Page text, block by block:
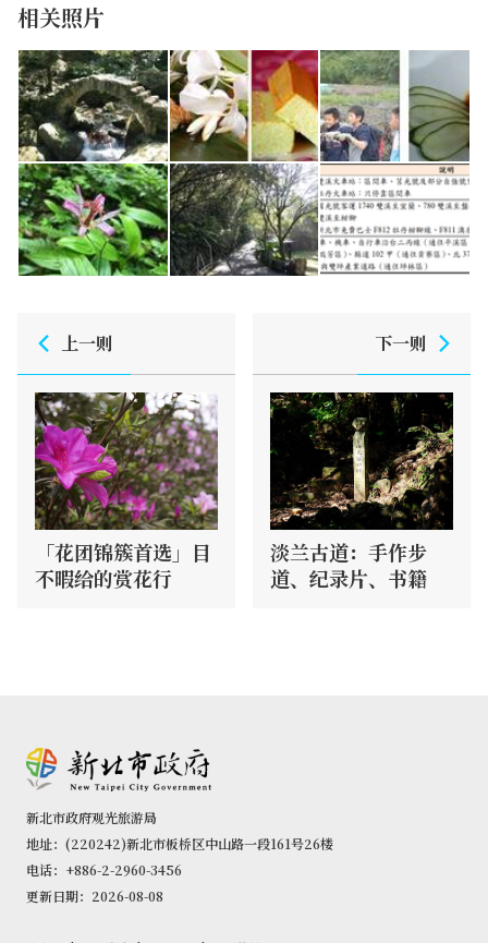
相关照片
上一则
「花团锦簇首选」目
不暇给的赏花行
下一则
淡兰古道：手作步
道、纪录片、书籍
新北市政府观光旅游局
地址：(220242)新北市板桥区中山路一段161号26楼
电话：+886-2-2960-3456
更新日期：2026-08-08